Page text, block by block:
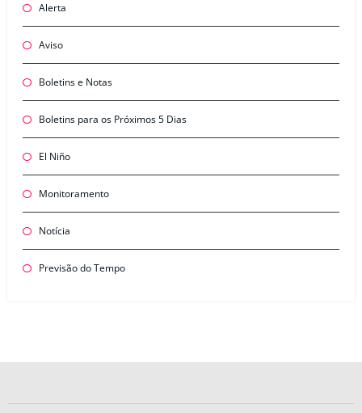
Alerta
Aviso
Boletins e Notas
Boletins para os Próximos 5 Dias
El Niño
Monitoramento
Notícia
Previsão do Tempo